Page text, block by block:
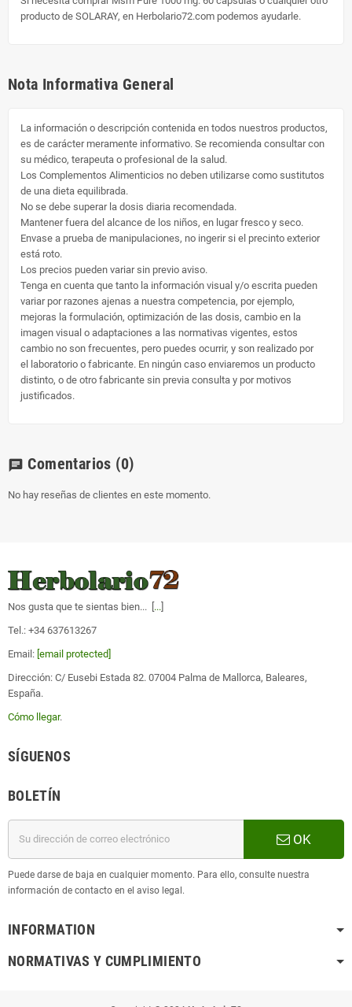
producto de SOLARAY, en Herbolario72.com podemos ayudarle.
Nota Informativa General
La información o descripción contenida en todos nuestros productos,
es de carácter meramente informativo. Se recomienda consultar con
su médico, terapeuta o profesional de la salud.
Los Complementos Alimenticios no deben utilizarse como sustitutos
de una dieta equilibrada.
No se debe superar la dosis diaria recomendada.
Mantener fuera del alcance de los niños, en lugar fresco y seco.
Envase a prueba de manipulaciones, no ingerir si el precinto exterior
está roto.
Los precios pueden variar sin previo aviso.
Tenga en cuenta que tanto la información visual y/o escrita pueden
variar por razones ajenas a nuestra competencia, por ejemplo,
mejoras la formulación, optimización de las dosis, cambio en la
imagen visual o adaptaciones a las normativas vigentes, estos
cambio no son frecuentes, pero puedes ocurrir, y son realizado por
el laboratorio o fabricante. En ningún caso enviaremos un producto
distinto, o de otro fabricante sin previa consulta y por motivos
justificados.
chat Comentarios (0)
No hay reseñas de clientes en este momento.
Nos gusta que te sientas bien... [ ...
Tel.: +34 637613267
Email: [email protected]
Dirección: C/ Eusebi Estada 82. 07004 Palma de Mallorca, Baleares,
España.
Cómo llegar.
SÍGUENOS
BOLETÍN
OK
Puede darse de baja en cualquier momento. Para ello, consulte nuestra
información de contacto en el aviso legal.
INFORMATION
NORMATIVAS Y CUMPLIMIENTO